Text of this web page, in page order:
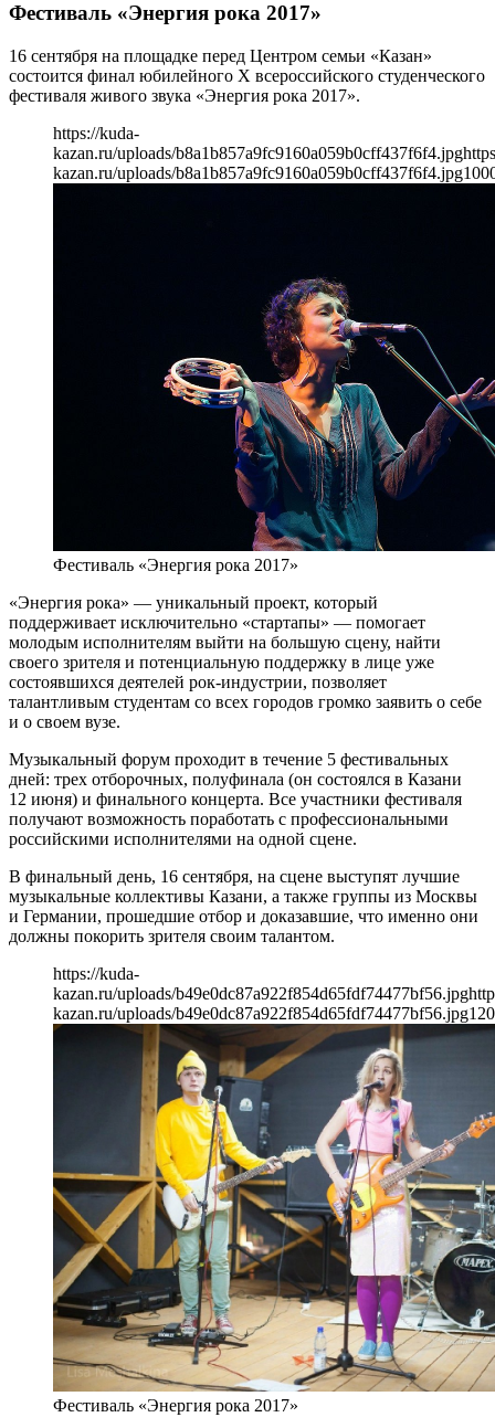
Фестиваль «Энергия рока 2017»
16 сентября на площадке перед Центром семьи «Казан»
состоится финал юбилейного Х всероссийского студенческого
фестиваля живого звука «Энергия рока 2017».
https://kuda-
kazan.ru/uploads/b8a1b857a9fc9160a059b0cff437f6f4.jpg
kazan.ru/uploads/b8a1b857a9fc9160a059b0cff437f6f4.jpg
Фестиваль «Энергия рока 2017»
«Энергия рока» — уникальный проект, который
поддерживает исключительно «стартапы» — помогает
молодым исполнителям выйти на большую сцену, найти
своего зрителя и потенциальную поддержку в лице уже
состоявшихся деятелей рок-индустрии, позволяет
талантливым студентам со всех городов громко заявить о себе
и о своем вузе.
Музыкальный форум проходит в течение 5 фестивальных
дней: трех отборочных, полуфинала (он состоялся в Казани
12 июня) и финального концерта. Все участники фестиваля
получают возможность поработать с профессиональными
российскими исполнителями на одной сцене.
В финальный день, 16 сентября, на сцене выступят лучшие
музыкальные коллективы Казани, а также группы из Москвы
и Германии, прошедшие отбор и доказавшие, что именно они
должны покорить зрителя своим талантом.
https://kuda-
kazan.ru/uploads/b49e0dc87a922f854d65fdf74477bf56.jpg
kazan.ru/uploads/b49e0dc87a922f854d65fdf74477bf56.jpg
Фестиваль «Энергия рока 2017»